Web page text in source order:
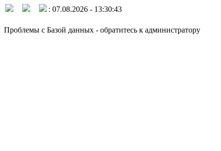
: 07.08.2026 - 13:30:43
Проблемы с Базой данных - обратитесь к администратору